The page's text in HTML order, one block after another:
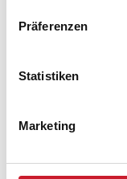
Präferenzen
Statistiken
Marketing
M
D
S